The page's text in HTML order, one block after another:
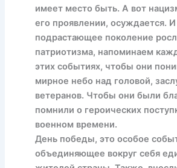
имеет место быть. А вот
его проявлении, осуждается.
подрастающее поколение
патриотизма, напоминаем
этих событиях, чтобы они
мирное небо над головой,
ветеранов. Чтобы они были
помнили о героических
военном времени.
День победы, это особое
объединяющее вокруг себя